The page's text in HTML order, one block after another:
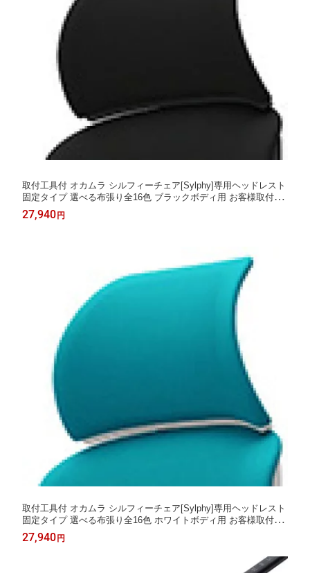
取付工具付 オカムラ シルフィーチェア[Sylphy]専用ヘッドレスト
固定タイプ 選べる布張り全16色 ブラックボディ用 お客様取付け
[受注生産]※チェアは商品に含まれておりません
27,940 円
取付工具付 オカムラ シルフィーチェア[Sylphy]専用ヘッドレスト
固定タイプ 選べる布張り全16色 ホワイトボディ用 お客様取付け
[受注生産]※チェアは商品に含まれておりません
27,940 円